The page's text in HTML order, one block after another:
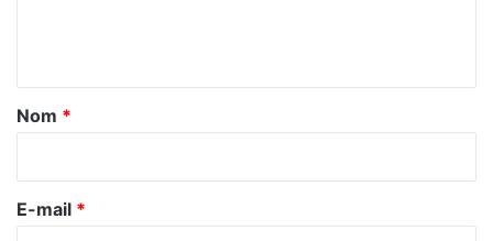
a
r
e
Nom *
E-mail *